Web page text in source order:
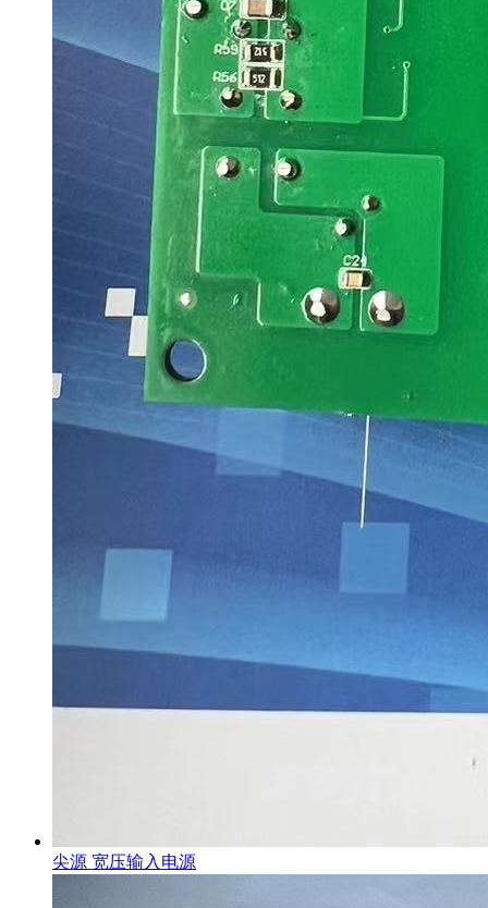
尖源 宽压输入电源